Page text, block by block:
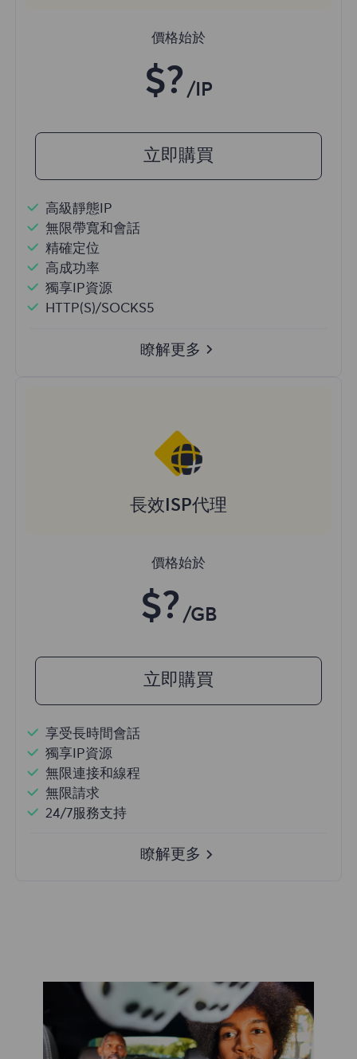
價格始於
$? /IP
立即購買
高級靜態IP
無限帶寬和會話
精確定位
高成功率
獨享IP資源
HTTP(S)/SOCKS5
瞭解更多
長效ISP代理
價格始於
$? /GB
立即購買
享受長時間會話
獨享IP資源
無限連接和線程
無限請求
24/7服務支持
瞭解更多